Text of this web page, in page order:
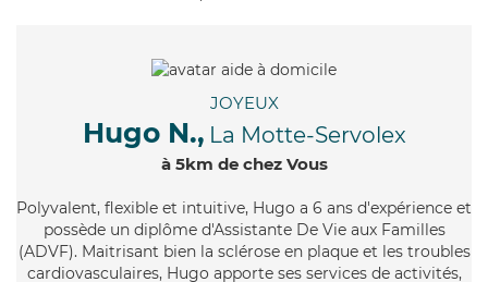
JOYEUX
Hugo N., La Motte-Servolex
à 5km de chez Vous
Polyvalent, flexible et intuitive, Hugo a 6 ans d'expérience et
possède un diplôme d'Assistante De Vie aux Familles
(ADVF). Maitrisant bien la sclérose en plaque et les troubles
cardiovasculaires, Hugo apporte ses services de activités,